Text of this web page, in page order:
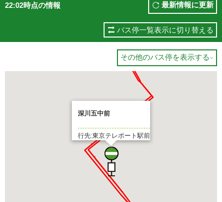
22:02時点の情報 最新情報に更新
バス停一覧表示に切り替える
その他のバス停を表示する 
深川五中前
行先:東京テレポート駅前